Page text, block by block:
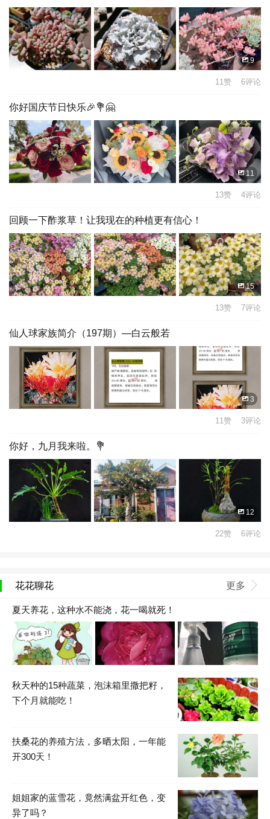
9
11赞 6评论
你好国庆节日快乐🎉💐🤗
11
13赞 4评论
回顾一下酢浆草！让我现在的种植更有信心！
15
13赞 7评论
仙人球家族简介（197期）—白云般若
3
11赞 3评论
你好，九月我来啦。💐
12
22赞 6评论
花花聊花 更多
夏天养花，这种水不能浇，花一喝就死！
秋天种的15种蔬菜，泡沫箱里撒把籽，
下个月就能吃！
扶桑花的养殖方法，多晒太阳，一年能
开300天！
姐姐家的蓝雪花，竟然满盆开红色，变
异了吗？